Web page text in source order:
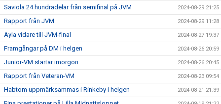
Saviola 24 hundradelar från semifinal på JVM 2024-08-29 21:25
Rapport från JVM 2024-08-29 11:28
Ayla vidare till JVM-final 2024-08-27 19:37
Framgångar på DM i helgen 2024-08-26 20:59
Junior-VM startar imorgon 2024-08-26 20:45
Rapport från Veteran-VM 2024-08-23 09:54
Habtom uppmärksammas i Rinkeby i helgen 2024-08-21 21:39